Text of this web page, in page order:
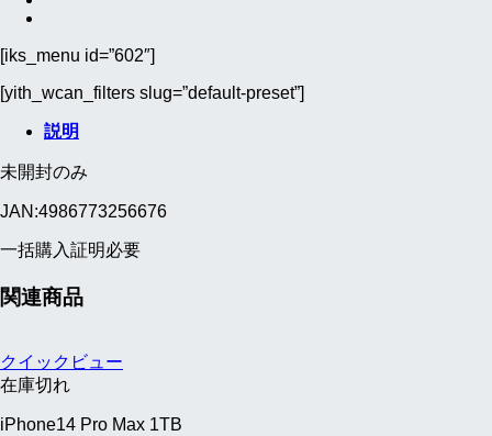
[iks_menu id=”602″]
[yith_wcan_filters slug=”default-preset”]
説明
未開封のみ
JAN:4986773256676
一括購入証明必要
関連商品
クイックビュー
在庫切れ
iPhone14 Pro Max 1TB